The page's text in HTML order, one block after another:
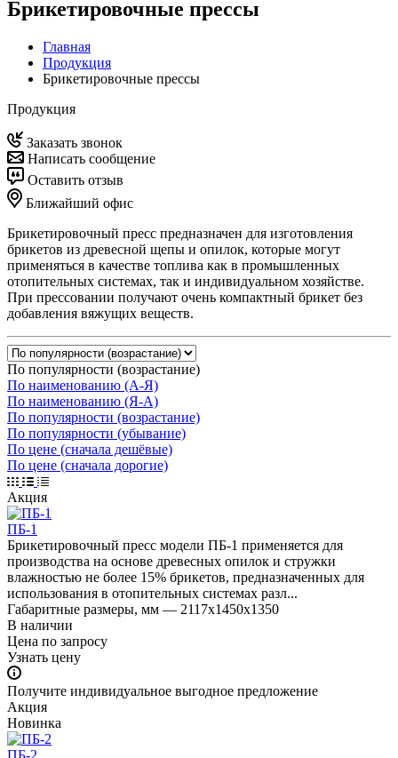
Брикетировочные прессы
Главная
Продукция
Брикетировочные прессы
Продукция
Заказать звонок
Написать сообщение
Оставить отзыв
Ближайший офис
Брикетировочный пресс предназначен для изготовления
брикетов из древесной щепы и опилок, которые могут
применяться в качестве топлива как в промышленных
отопительных системах, так и индивидуальном хозяйстве.
При прессовании получают очень компактный брикет без
добавления вяжущих веществ.
По популярности (возрастание)
По наименованию (А-Я)
По наименованию (Я-А)
По популярности (возрастание)
По популярности (убывание)
По цене (сначала дешёвые)
По цене (сначала дорогие)
Акция
ПБ-1
Брикетировочный пресс модели ПБ-1 применяется для
производства на основе древесных опилок и стружки
влажностью не более 15% брикетов, предназначенных для
использования в отопительных системах разл...
Габаритные размеры, мм — 2117х1450х1350
В наличии
Цена по запросу
Узнать цену
Получите индивидуальное выгодное предложение
Акция
Новинка
ПБ-2